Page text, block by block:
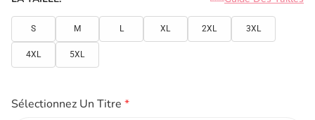
S M L XL 2XL 3XL
4XL 5XL
Sélectionnez Un Titre *